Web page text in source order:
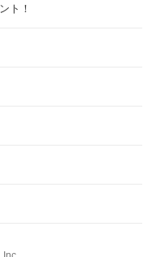
ト！